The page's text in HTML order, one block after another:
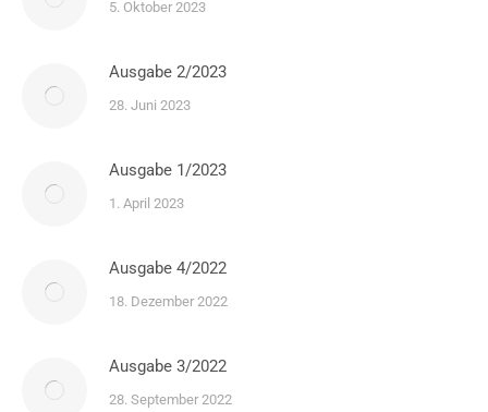
5. Oktober 2023
Ausgabe 2/2023
28. Juni 2023
Ausgabe 1/2023
1. April 2023
Ausgabe 4/2022
18. Dezember 2022
Ausgabe 3/2022
28. September 2022